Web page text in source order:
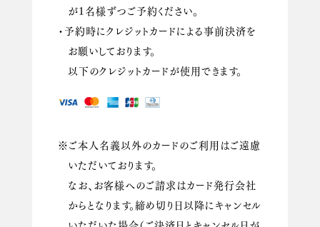
が１名様ずつご予約ください。
・予約時にクレジットカードによる事前決済を
お願いしております。
以下のクレジットカードが使用できます。
※ご本人名義以外のカードのご利用はご遠慮
いただいております。
なお、お客様へのご請求はカード発行会社
からとなります。締め切り日以降にキャンセル
いただいた場合（ご決済日とキャンセル日が